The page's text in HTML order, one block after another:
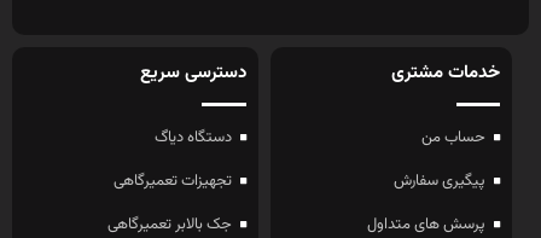
خدمات مشتری
حساب من
پیگیری سفارش
پرسش های متداول
دسترسی سریع
دستگاه دیاگ
تجهیزات تعمیرگاهی
جک بالابر تعمیرگاهی